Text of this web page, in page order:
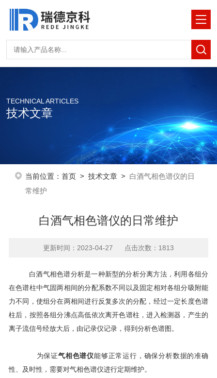
TECHNICAL ARTICLES
技术文章
当前位置： 首页> 技术文章> 白酒气相色谱仪的日
常维护
白酒气相色谱仪的日常维护
更新时间：2023-04-27 点击次数：1813
白酒气相色谱分析是一种新型的分析分离方法，利用各组分
在色谱柱中气固两相间的分配系数不同以及固定相对各组分吸附能
力不同，使组分在两相间进行反复多次的分配，经过一定长度色谱
柱后，按照各组分沸点高低依次离开色谱柱，进入检测器，产生的
离子流信号经放大后，由记录仪记录，得到分析色谱图。
为保证气相色谱仪能够正常运行，确保分析数据的准确
性、及时性，需要对气相色谱仪进行定期维护。